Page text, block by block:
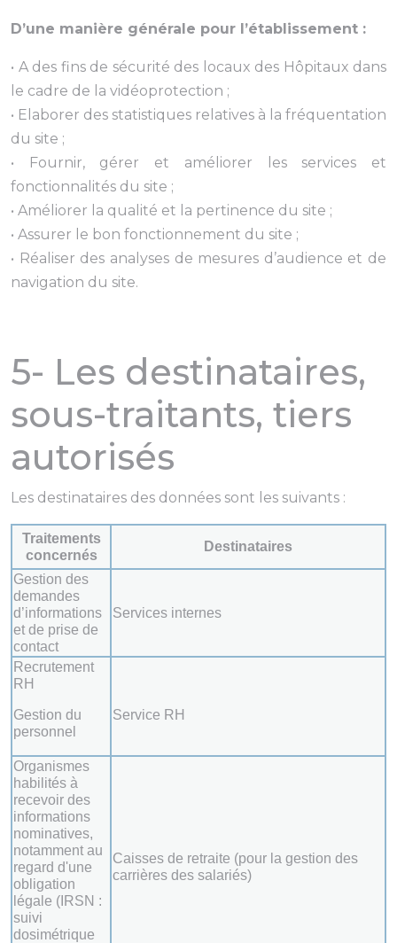
D’une manière générale pour l’établissement :
• A des fins de sécurité des locaux des Hôpitaux dans
le cadre de la vidéoprotection ;
• Elaborer des statistiques relatives à la fréquentation
du site ;
• Fournir, gérer et améliorer les services et
fonctionnalités du site ;
• Améliorer la qualité et la pertinence du site ;
• Assurer le bon fonctionnement du site ;
• Réaliser des analyses de mesures d’audience et de
navigation du site.
5- Les destinataires,
sous-traitants, tiers
autorisés
Les destinataires des données sont les suivants :
Traitements
concernés
Destinataires
Gestion des
demandes
d’informations
et de prise de
contact
Services internes
Recrutement
RH
Gestion du
personnel
Service RH
Organismes
habilités à
recevoir des
informations
nominatives,
notamment au
regard d'une
obligation
légale (IRSN :
suivi
dosimétrique
Caisses de retraite (pour la gestion des
carrières des salariés)